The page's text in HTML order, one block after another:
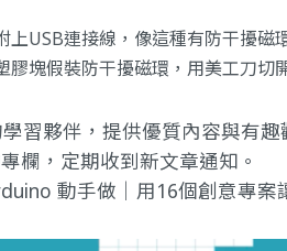
上USB連接線，像這種有防干擾磁
膠塊假裝防干擾磁環，用美工刀切
習夥伴，提供優質內容與有
欄 ，定期收到新文章通知。
動手做｜用16個創意專案